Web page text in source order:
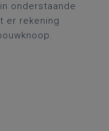
onderstaande
er rekening